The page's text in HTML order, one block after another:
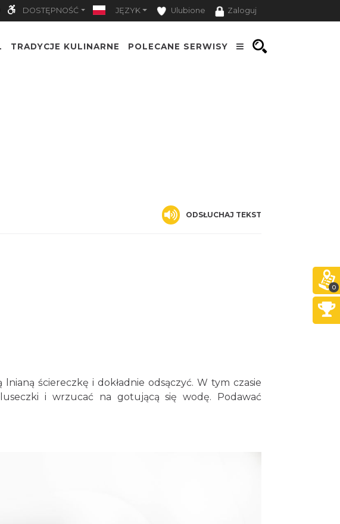
DOSTĘPNOŚĆ JĘZYK Ulubione Zaloguj
TRADYCJE KULINARNE POLECANE SERWISY
ODSŁUCHAJ TEKST
ściereczkę i dokładnie odsączyć. W tym czasie
i wrzucać na gotującą się wodę. Podawać
0